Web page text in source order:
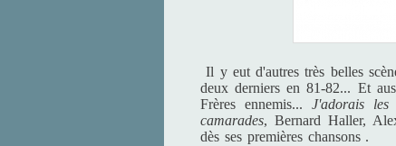
Il y eut d'autres très belles
deux derniers en 81-82... Et
Frères ennemis...J'adorais les
camarades, Bernard Haller,
dès ses premières chansons .